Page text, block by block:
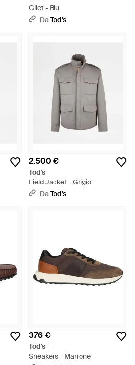
Gilet - Blu
DaTod's
2.500 €
Tod's
Field Jacket - Grigio
DaTod's
376 €
Tod's
Sneakers - Marrone